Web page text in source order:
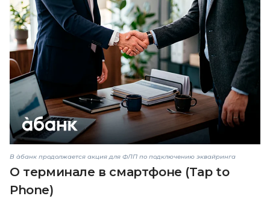
В àбанк продолжается акция для ФЛП по подключению эквайринга
О терминале в смартфоне (Tap to
Phone)